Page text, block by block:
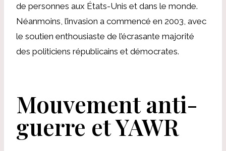
de personnes aux États-Unis et dans le monde.
Néanmoins, l’invasion a commencé en 2003, avec
le soutien enthousiaste de l’écrasante majorité
des politiciens républicains et démocrates.
Mouvement anti-
guerre et YAWR